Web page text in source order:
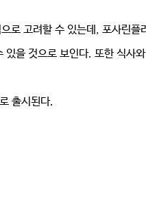
로 고려할 수 있는데, 포사
을 것으로 보인다. 또한 식사
출시된다.